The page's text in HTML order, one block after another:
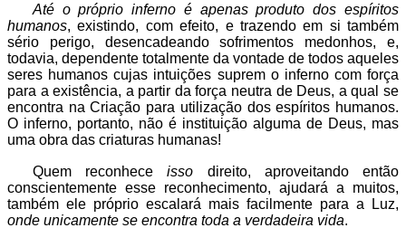
Até o próprio inferno é apenas produto dos espíritos
humanos, existindo, com efeito, e trazendo em si também
sério perigo, desencadeando sofrimentos medonhos, e,
todavia, dependente totalmente da vontade de todos aqueles
seres humanos cujas intuições suprem o inferno com força
para a existência, a partir da força neutra de Deus, a qual se
encontra na Criação para utilização dos espíritos humanos.
O inferno, portanto, não é instituição alguma de Deus, mas
uma obra das criaturas humanas!
Quem reconheceisso direito, aproveitando então
conscientemente esse reconhecimento, ajudará a muitos,
também ele próprio escalará mais facilmente para a Luz,
onde unicamente se encontra toda a verdadeira vida.